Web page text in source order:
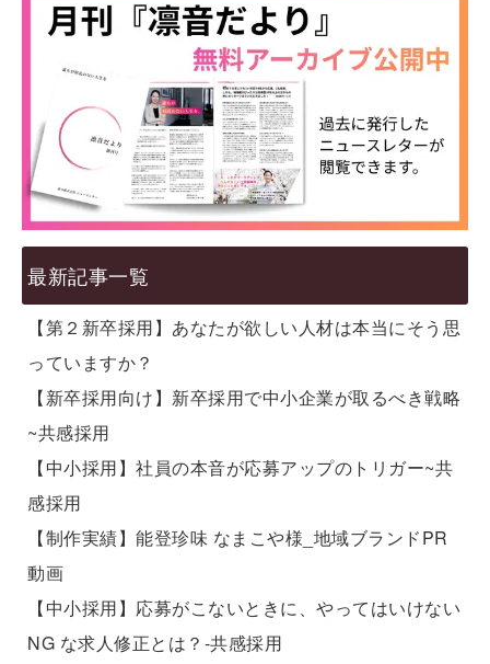
最新記事一覧
【第２新卒採用】あなたが欲しい人材は本当にそう思
っていますか？
【新卒採用向け】新卒採用で中小企業が取るべき戦略
~共感採用
【中小採用】社員の本音が応募アップのトリガー~共
感採用
【制作実績】能登珍味 なまこや様_地域ブランドPR
動画
【中小採用】応募がこないときに、やってはいけない
NG な求人修正とは？-共感採用